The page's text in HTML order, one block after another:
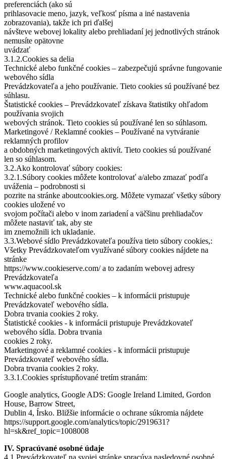
preferenciách (ako sú
prihlasovacie meno, jazyk, veľkosť písma a iné nastavenia
zobrazovania), takže ich pri ďalšej
návšteve webovej lokality alebo prehliadaní jej jednotlivých stránok
nemusíte opätovne
uvádzať
3.1.2.Cookies sa delia
Technické alebo funkčné cookies – zabezpečujú správne fungovanie
webového sídla
Prevádzkovateľa a jeho používanie. Tieto cookies sú používané bez
súhlasu.
Štatistické cookies – Prevádzkovateľ získava štatistiky ohľadom
používania svojich
webových stránok. Tieto cookies sú používané len so súhlasom.
Marketingové / Reklamné cookies – Používané na vytváranie
reklamných profilov
a obdobných marketingových aktivít. Tieto cookies sú používané
len so súhlasom.
3.2.Ako kontrolovať súbory cookies:
3.2.1.Súbory cookies môžete kontrolovať a/alebo zmazať podľa
uváženia – podrobnosti si
pozrite na stránke aboutcookies.org. Môžete vymazať všetky súbory
cookies uložené vo
svojom počítači alebo v inom zariadení a väčšinu prehliadačov
môžete nastaviť tak, aby ste
im znemožnili ich ukladanie.
3.3.Webové sídlo Prevádzkovateľa používa tieto súbory cookies,:
Všetky Prevádzkovateľom využívané súbory cookies nájdete na
stránke
https://www.cookieserve.com/ a to zadaním webovej adresy
Prevádzkovateľa
www.aquacool.sk
Technické alebo funkčné cookies – k informácii pristupuje
Prevádzkovateľ webového sídla.
Dobra trvania cookies 2 roky.
Štatistické cookies - k informácii pristupuje Prevádzkovateľ
webového sídla. Dobra trvania
cookies 2 roky.
Marketingové a reklamné cookies - k informácii pristupuje
Prevádzkovateľ webového sídla.
Dobra trvania cookies 2 roky.
3.3.1.Cookies sprístupňované tretím stranám:
Google analytics, Google ADS: Google Ireland Limited, Gordon
House, Barrow Street,
Dublin 4, Írsko. Bližšie informácie o ochrane súkromia nájdete
https://support.google.com/analytics/topic/2919631?
hl=sk&ref_topic=1008008
IV. Spracúvané osobné údaje
4.1.Prevádzkovateľ na svojej stránke spracúva nasledovné osobné